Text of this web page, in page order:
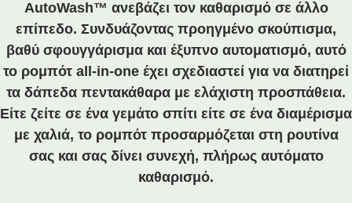
AutoWash™ ανεβάζει τον καθαρισμό σε άλλο
επίπεδο. Συνδυάζοντας προηγμένο σκούπισμα,
βαθύ σφουγγάρισμα και έξυπνο αυτοματισμό, αυτό
το ρομπότ all-in-one έχει σχεδιαστεί για να διατηρεί
τα δάπεδα πεντακάθαρα με ελάχιστη προσπάθεια.
Είτε ζείτε σε ένα γεμάτο σπίτι είτε σε ένα διαμέρισμα
με χαλιά, το ρομπότ προσαρμόζεται στη ρουτίνα
σας και σας δίνει συνεχή, πλήρως αυτόματο
καθαρισμό.